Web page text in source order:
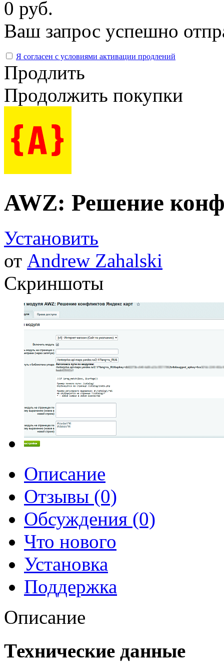
0 руб.
Ваш запрос успешно
Я согласен с условиями активации продлений
Продлить
Продолжить покупки
AWZ: Решение
Установить
от Andrew Zahalski
Скриншоты
Описание
Отзывы (0)
Обсуждения (0)
Что нового
Установка
Поддержка
Описание
Технические данные